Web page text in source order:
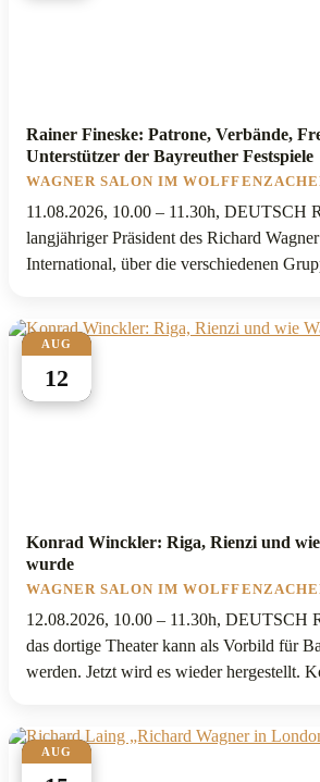
Rainer Fineske: Patrone, Verbände,
Unterstützer der Bayreuther Festspiele
WAGNER SALON IM
11.08.2026, 10.00 – 11.30h, DEUTSCH
langjähriger Präsident des Richard
International, über die verschiedenen
AUG
12
Konrad Winckler: Riga, Rienzi und
wurde
WAGNER SALON IM
12.08.2026, 10.00 – 11.30h, DEUTSCH
das dortige Theater kann als Vorbild für
werden. Jetzt wird es wieder hergestellt.
AUG